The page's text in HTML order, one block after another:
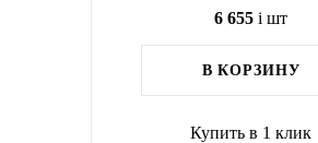
6 655 i шт
В КОРЗИНУ
Купить в 1 клик